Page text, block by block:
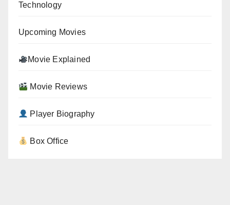
Technology
Upcoming Movies
Movie Explained
Movie Reviews
Player Biography
Box Office